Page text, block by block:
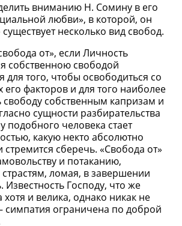
вниманию Н. Сомину в его
любви», в которой, он
несколько вид свобод.
от», если Личность
собственною свободой
для того, чтобы освободиться со
факторов и для того наиболее
свободу собственным капризам и
сущности разбирательства
подобного человека стает
какую некто абсолютно
сберечь. «Свобода от»
и потаканию,
ломая, в завершении
Известность Господу, что же
и велика, однако никак не
симпатия ограничена по доброй